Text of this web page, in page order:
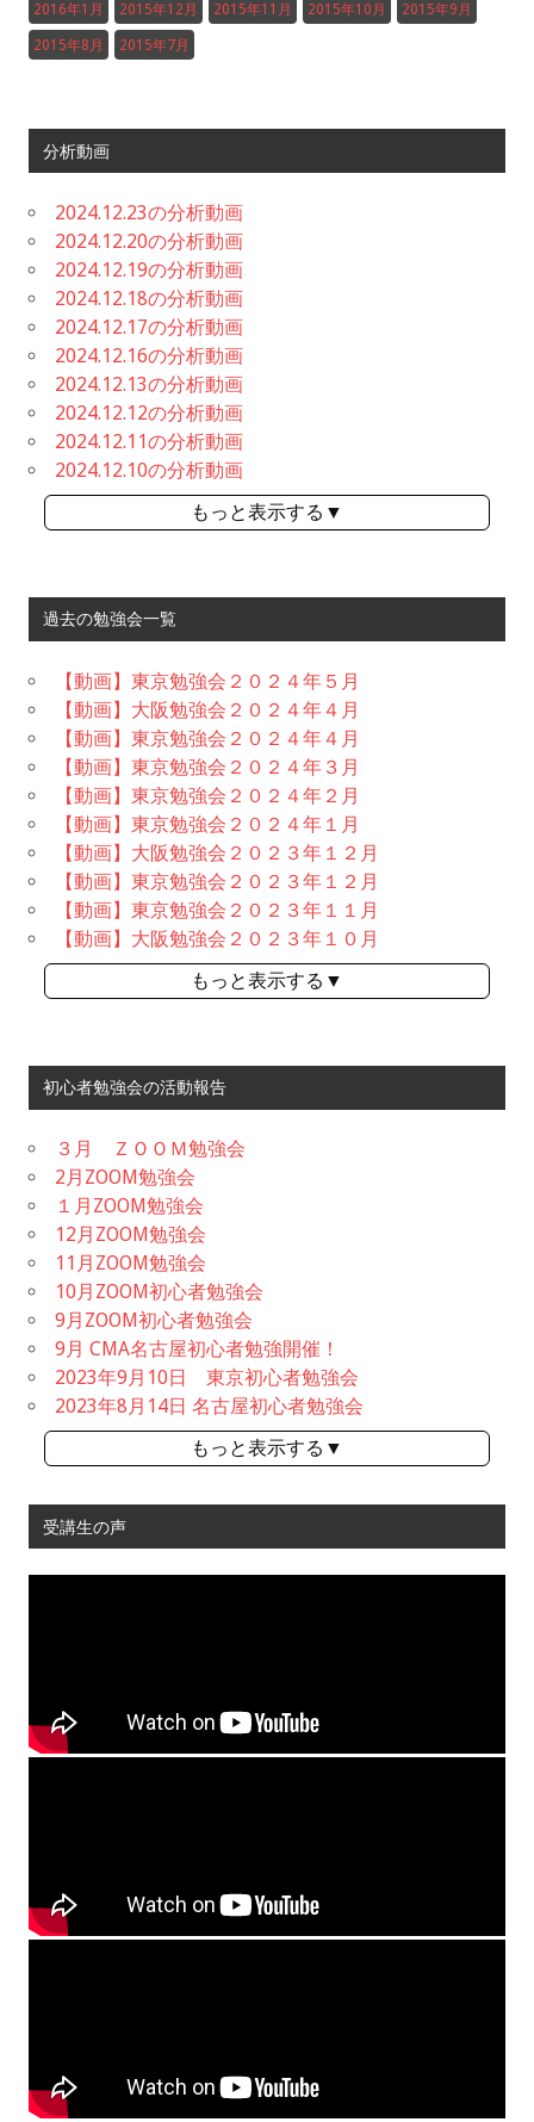
2016年1月 2015年12月 2015年11月 2015年10月 2015年9月
2015年8月 2015年7月
分析動画
2024.12.23の分析動画
2024.12.20の分析動画
2024.12.19の分析動画
2024.12.18の分析動画
2024.12.17の分析動画
2024.12.16の分析動画
2024.12.13の分析動画
2024.12.12の分析動画
2024.12.11の分析動画
2024.12.10の分析動画
もっと表示する▼
過去の勉強会一覧
【動画】東京勉強会２０２４年５月
【動画】大阪勉強会２０２４年４月
【動画】東京勉強会２０２４年４月
【動画】東京勉強会２０２４年３月
【動画】東京勉強会２０２４年２月
【動画】東京勉強会２０２４年１月
【動画】大阪勉強会２０２３年１２月
【動画】東京勉強会２０２３年１２月
【動画】東京勉強会２０２３年１１月
【動画】大阪勉強会２０２３年１０月
もっと表示する▼
初心者勉強会の活動報告
３月 ＺＯＯＭ勉強会
2月ZOOM勉強会
１月ZOOM勉強会
12月ZOOM勉強会
11月ZOOM勉強会
10月ZOOM初心者勉強会
9月ZOOM初心者勉強会
9月 CMA名古屋初心者勉強開催！
2023年9月10日 東京初心者勉強会
2023年8月14日 名古屋初心者勉強会
もっと表示する▼
受講生の声